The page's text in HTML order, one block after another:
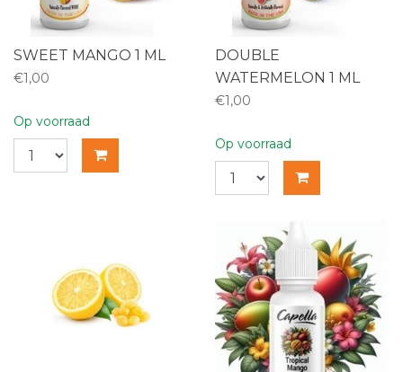
SWEET MANGO 1 ML
€1,00
Op voorraad
DOUBLE
WATERMELON 1 ML
€1,00
Op voorraad